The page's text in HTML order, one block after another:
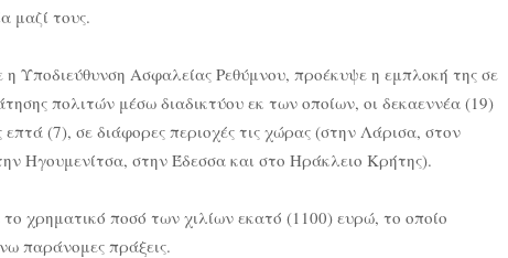
μαζί τους.
Υποδιεύθυνση Ασφαλείας Ρεθύμνου, προέκυψε η εμπλοκή της σε
πολιτών μέσω διαδικτύου εκ των οποίων, οι δεκαεννέα (19)
επτά (7), σε διάφορες περιοχές τις χώρας (στην Λάρισα, στον
Ηγουμενίτσα, στην Έδεσσα και στο Ηράκλειο Κρήτης).
χρηματικό ποσό των χιλίων εκατό (1100) ευρώ, το οποίο
παράνομες πράξεις.